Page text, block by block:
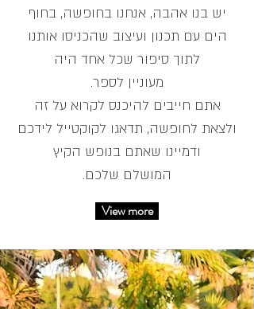
יש בנו אהבה, אנחנו בחופשה, בחוף
הים עם תכנון ועיצוב שהכניסו אותנו
לתוך סיפור שכל אחד היה
.מעוניין לספר
אתם חייבים להיכנס לקרוא על זה
ולצאת לחופשה, תדאגו לקוקטייל לידכם
ודמיינו שאתם בנופש הקיץ
.המושלם שלכם
View more